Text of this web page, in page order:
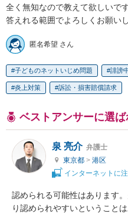
全く無知なので教えて欲しいです
答えれる範囲でよろしくお願いし
匿名希望 さん
子どものネットいじめ問題 誹謗
炎上対策 訴訟・損害賠償請求
ベストアンサーに選
泉 亮介 弁護士
東京都 > 港区
インターネットに
認められる可能性はあります
り認められやすいということ